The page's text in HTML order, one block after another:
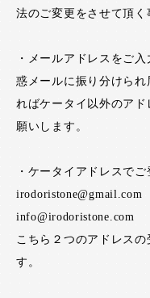
法のご変更をさせて頂く
・メールアドレスをご
惑メールに振り分けら
ればケータイ以外のア
願いします。
・ケータイアドレスで
irodoristone@gmail.com
info@irodoristone.com
こちら２つのアドレス
す。